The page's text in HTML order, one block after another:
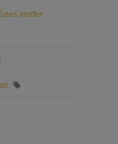
Lees verder
